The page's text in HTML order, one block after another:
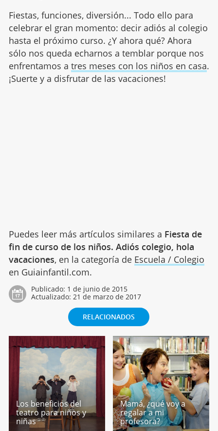
Fiestas, funciones, diversión... Todo ello para
celebrar el gran momento: decir adiós al colegio
hasta el próximo curso. ¿Y ahora qué? Ahora
sólo nos queda echarnos a temblar porque nos
enfrentamos a tres meses con los niños en casa.
¡Suerte y a disfrutar de las vacaciones!
Puedes leer más artículos similares a Fiesta de
fin de curso de los niños. Adiós colegio, hola
vacaciones, en la categoría de Escuela / Colegio
en Guiainfantil.com.
Publicado: 1 de junio de 2015
Actualizado: 21 de marzo de 2017
RELACIONADOS
Los beneficios del
teatro para niños y
niñas
Mamá, ¿qué voy a
regalar a mi
profesora?